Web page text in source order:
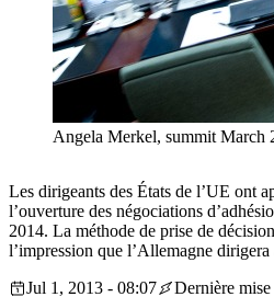
Angela Merkel, summit March
Les dirigeants des États de l’UE ont
l’ouverture des négociations
2014. La méthode de prise de
l’impression que l’Allemagne
Jul 1, 2013 - 08:07
Dernière